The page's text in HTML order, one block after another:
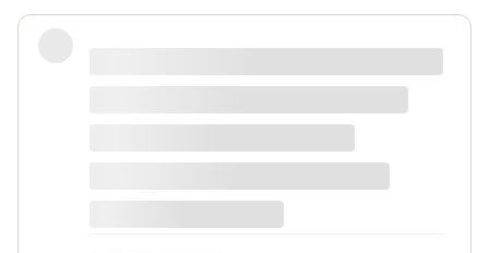
Bardzo dobra jakość tkanin, kolory
dokładnie takie jak na zdjęciach.
Zamówienie przyszło szybko i było
Anna K.